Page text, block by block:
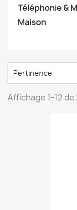
Téléphonie &
Maison
Pertinence
Affichage 1-12